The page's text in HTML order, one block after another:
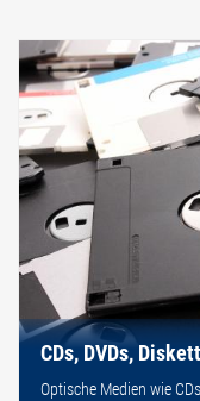
CDs, DVDs,
Optische Medien wie